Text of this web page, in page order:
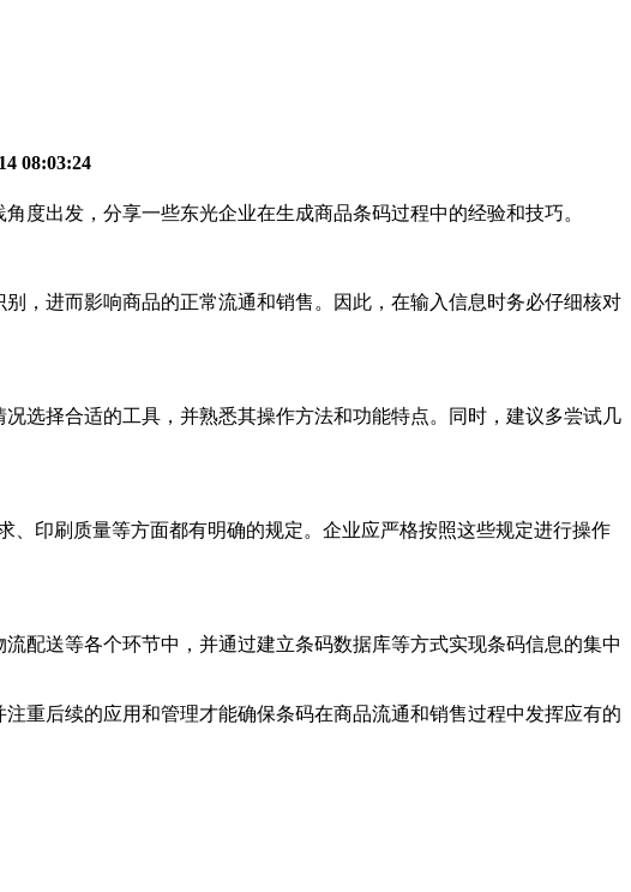
08:03:24
度出发，分享一些东光企业在生成商品条码过程中的经验和技巧。
，进而影响商品的正常流通和销售。因此，在输入信息时务必仔细核对
选择合适的工具，并熟悉其操作方法和功能特点。同时，建议多尝试几
印刷质量等方面都有明确的规定。企业应严格按照这些规定进行操作
配送等各个环节中，并通过建立条码数据库等方式实现条码信息的集中
重后续的应用和管理才能确保条码在商品流通和销售过程中发挥应有的